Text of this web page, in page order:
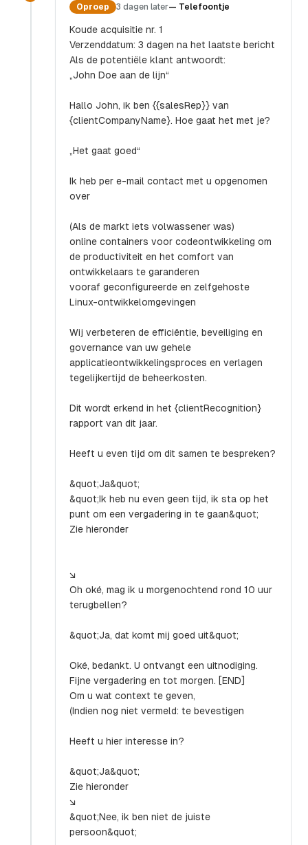
Oproep 3 dagen later— Telefoontje
Koude acquisitie nr. 1
Verzenddatum: 3 dagen na het laatste bericht
Als de potentiële klant antwoordt:
„John Doe aan de lijn“
Hallo John, ik ben {{salesRep}} van
{clientCompanyName}. Hoe gaat het met je?
„Het gaat goed“
Ik heb per e-mail contact met u opgenomen
over
(Als de markt iets volwassener was)
online containers voor codeontwikkeling om
de productiviteit en het comfort van
ontwikkelaars te garanderen
vooraf geconfigureerde en zelfgehoste
Linux-ontwikkelomgevingen
Wij verbeteren de efficiëntie, beveiliging en
governance van uw gehele
applicatieontwikkelingsproces en verlagen
tegelijkertijd de beheerkosten.
Dit wordt erkend in het {clientRecognition}
rapport van dit jaar.
Heeft u even tijd om dit samen te bespreken?
&quot;Ja&quot;
&quot;Ik heb nu even geen tijd, ik sta op het
punt om een vergadering in te gaan&quot;
Zie hieronder
↘
Oh oké, mag ik u morgenochtend rond 10 uur
terugbellen?
&quot;Ja, dat komt mij goed uit&quot;
Oké, bedankt. U ontvangt een uitnodiging.
Fijne vergadering en tot morgen. [END]
Om u wat context te geven,
(Indien nog niet vermeld: te bevestigen
Heeft u hier interesse in?
&quot;Ja&quot;
Zie hieronder
↘
&quot;Nee, ik ben niet de juiste
persoon&quot;